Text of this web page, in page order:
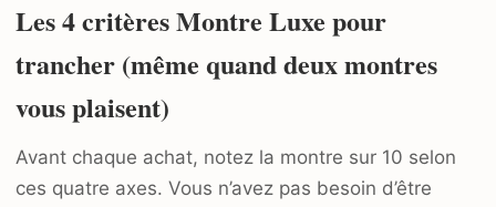
Les 4 critères Montre Luxe pour
trancher (même quand deux montres
vous plaisent)
Avant chaque achat, notez la montre sur 10 selon
ces quatre axes. Vous n’avez pas besoin d’être